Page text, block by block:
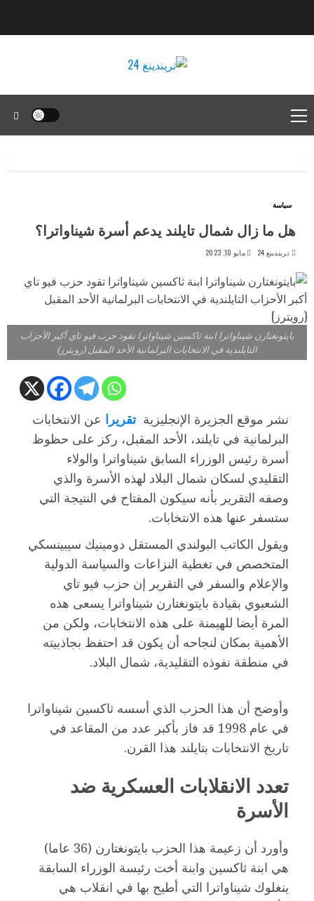
سياسة
هل ما زال شمال تايلند يدعم أسرة شيناواترا؟
تريندينغ 24 مايو 10, 2023
بايتونغتارن شيناواترا ابنة ثاكسين شيناواترا تقود حزب فيو تاي أكبر الأحزاب
التايلندية في الانتخابات البرلمانية الأحد المقبل (رويترز)
نشر موقع الجزيرة الإنجليزية تقريرا عن الانتخابات
البرلمانية في تايلند، الأحد المقبل، ركز على حظوظ
أسرة رئيس الوزراء السابق شيناواترا والولاء
التقليدي لسكان شمال البلاد لهذه الأسرة والذي
وصفه التقرير بأنه سيكون المفتاح في النتيجة التي
ستسفر عنها هذه الانتخابات.
ويقول الكاتب البولندي المستقل دومينيك سيبينسكي
المتخصص في تغطية النزاعات والسياسة الدولية
والإعلام والسفر في التقرير إن حزب فيو تاي
الشعبوي بقيادة بايتونغتارن شيناواترا يسعى هذه
المرة أيضا للهيمنة على هذه الانتخابات، ولكن من
الأهمية بمكان لنجاحه أن يكون قد احتفظ بجاذبيته
في منطقة نفوذه التقليدية، شمال البلاد.
وأوضح أن هذا الحزب الذي أسسه ثاكسين شيناواترا
في عام 1998 قد فاز بأكبر عدد من المقاعد في
تاريخ الانتخابات بتايلند هذا القرن.
تعدد الانقلابات العسكرية ضد
الأسرة
وأورد أن زعيمة هذا الحزب بايتونغتارن (36 عاما)
هي ابنة ثاكسين وابنة أخت رئيسة الوزراء السابقة
ينغلوك شيناواترا التي أطيح بها في انقلاب هي